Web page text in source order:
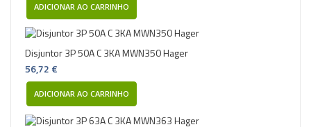
ADICIONAR AO CARRINHO
Disjuntor 3P 50A C 3KA MWN350 Hager
56,72 €
ADICIONAR AO CARRINHO